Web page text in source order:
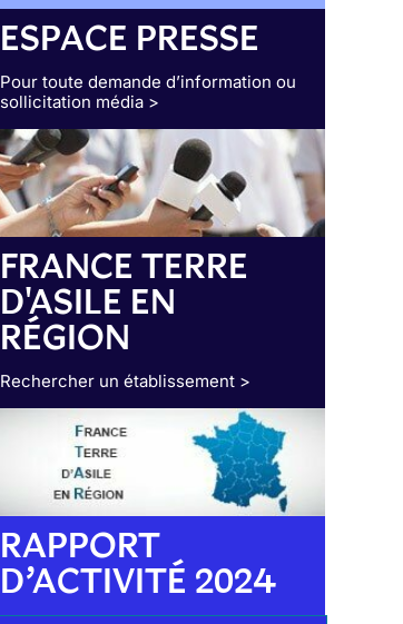
ESPACE PRESSE
Pour toute demande d’information ou
sollicitation média >
FRANCE TERRE
D'ASILE EN
RÉGION
Rechercher un établissement >
RAPPORT
D’ACTIVITÉ 2024